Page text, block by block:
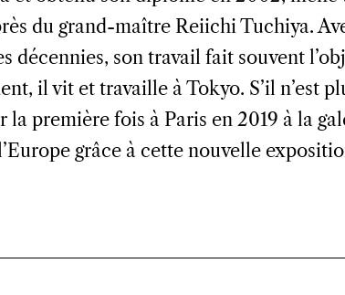
du grand-maître Reiichi Tuchiya.
décennies, son travail fait souvent
il vit et travaille à Tokyo. S’il n’est
la première fois à Paris en 2019 à la
grâce à cette nouvelle